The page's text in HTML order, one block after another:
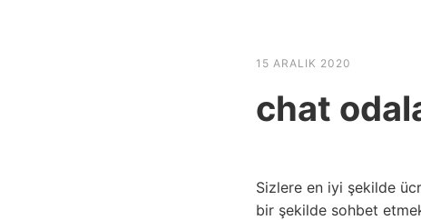
15 ARALIK 2020
chat
Sizlere en iyi şekilde
bir şekilde sohbet